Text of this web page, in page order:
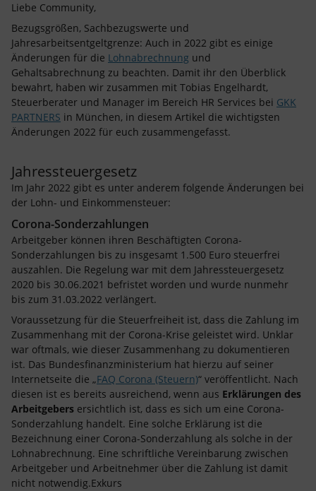
Liebe Community,
Bezugsgrößen, Sachbezugswerte und
Jahresarbeitsentgeltgrenze: Auch in 2022 gibt es einige
Änderungen für die Lohnabrechnung und
Gehaltsabrechnung zu beachten. Damit ihr den Überblick
bewahrt, haben wir zusammen mit Tobias Engelhardt,
Steuerberater und Manager im Bereich HR Services bei GKK
PARTNERS in München, in diesem Artikel die wichtigsten
Änderungen 2022 für euch zusammengefasst.
Jahressteuergesetz
Im Jahr 2022 gibt es unter anderem folgende Änderungen bei
der Lohn- und Einkommensteuer:
Corona-Sonderzahlungen
Arbeitgeber können ihren Beschäftigten Corona-
Sonderzahlungen bis zu insgesamt 1.500 Euro steuerfrei
auszahlen. Die Regelung war mit dem Jahressteuergesetz
2020 bis 30.06.2021 befristet worden und wurde nunmehr
bis zum 31.03.2022 verlängert.
Voraussetzung für die Steuerfreiheit ist, dass die Zahlung im
Zusammenhang mit der Corona-Krise geleistet wird. Unklar
war oftmals, wie dieser Zusammenhang zu dokumentieren
ist. Das Bundesfinanzministerium hat hierzu auf seiner
Internetseite die „FAQ Corona (Steuern)“ veröffentlicht. Nach
diesen ist es bereits ausreichend, wenn aus Erklärungen des
Arbeitgebers ersichtlich ist, dass es sich um eine Corona-
Sonderzahlung handelt. Eine solche Erklärung ist die
Bezeichnung einer Corona-Sonderzahlung als solche in der
Lohnabrechnung. Eine schriftliche Vereinbarung zwischen
Arbeitgeber und Arbeitnehmer über die Zahlung ist damit
nicht notwendig.Exkurs